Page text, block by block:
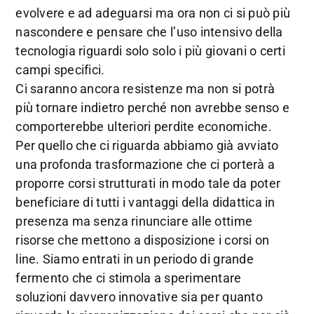
evolvere e ad adeguarsi ma ora non ci si può più
nascondere e pensare che l’uso intensivo della
tecnologia riguardi solo solo i più giovani o certi
campi specifici.
Ci saranno ancora resistenze ma non si potrà
più tornare indietro perché non avrebbe senso e
comporterebbe ulteriori perdite economiche.
Per quello che ci riguarda abbiamo già avviato
una profonda trasformazione che ci porterà a
proporre corsi strutturati in modo tale da poter
beneficiare di tutti i vantaggi della didattica in
presenza ma senza rinunciare alle ottime
risorse che mettono a disposizione i corsi on
line. Siamo entrati in un periodo di grande
fermento che ci stimola a sperimentare
soluzioni davvero innovative sia per quanto